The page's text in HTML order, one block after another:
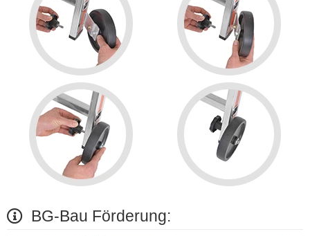
BG-Bau Förderung: